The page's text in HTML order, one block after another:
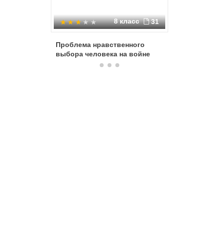
8 класс 31
Проблема нравственного
выбора человека на войне